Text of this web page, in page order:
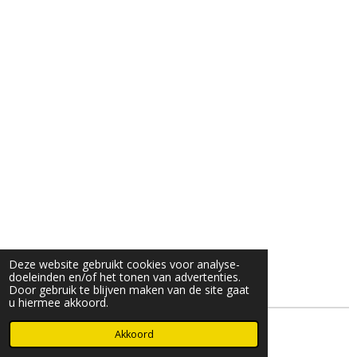
Deze website gebruikt cookies voor analyse-
doeleinden en/of het tonen van advertenties.
Door gebruik te blijven maken van de site gaat
u hiermee akkoord.
Akkoord
© 2025- 2026 Djöz mode